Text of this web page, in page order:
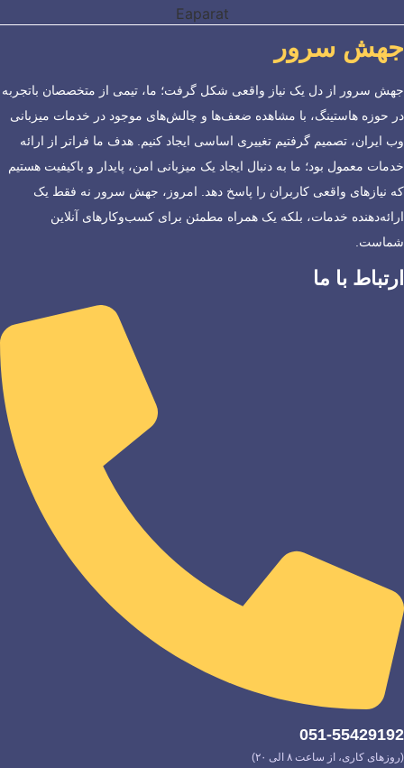
Eaparat
جهش سرور
جهش سرور از دل یک نیاز واقعی شکل گرفت؛ ما، تیمی از متخصصان باتجربه
در حوزه هاستینگ، با مشاهده ضعف‌ها و چالش‌های موجود در خدمات میزبانی
وب ایران، تصمیم گرفتیم تغییری اساسی ایجاد کنیم. هدف ما فراتر از ارائه
خدمات معمول بود؛ ما به دنبال ایجاد یک میزبانی امن، پایدار و باکیفیت هستیم
که نیازهای واقعی کاربران را پاسخ دهد. امروز، جهش سرور نه فقط یک
ارائه‌دهنده خدمات، بلکه یک همراه مطمئن برای کسب‌وکارهای آنلاین
شماست.
ارتباط با ما
051-55429192
(روزهای کاری، از ساعت ۸ الی ۲۰)